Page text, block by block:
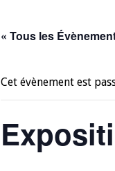
« Tous les
Cet évènement est